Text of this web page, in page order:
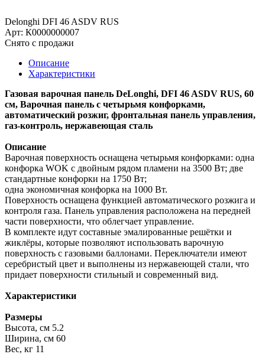
Delonghi DFI 46 ASDV RUS
Арт: К0000000007
Снято с продажи
Описание
Характеристики
Газовая варочная панель DeLonghi, DFI 46 ASDV RUS, 60
см, Варочная панель с четырьмя конфорками,
автоматический розжиг, фронтальная панель управления,
газ-контроль, нержавеющая сталь
Описание
Варочная поверхность оснащена четырьмя конфорками: одна
конфорка WOK с двойным рядом пламени на 3500 Вт; две
стандартные конфорки на 1750 Вт;
одна экономичная конфорка на 1000 Вт.
Поверхность оснащена функцией автоматического розжига и
контроля газа. Панель управления расположена на передней
части поверхности, что облегчает управление.
В комплекте идут составные эмалированные решётки и
жиклёры, которые позволяют использовать варочную
поверхность с газовыми баллонами. Переключатели имеют
серебристый цвет и выполнены из нержавеющей стали, что
придает поверхности стильный и современный вид.
Характеристики
Размеры
Высота, см 5.2
Ширина, см 60
Вес, кг 11